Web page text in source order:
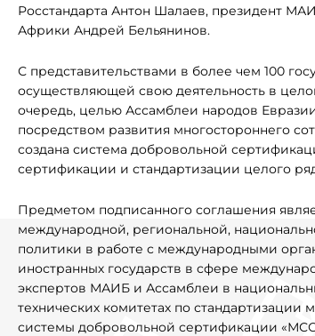
Росстандарта Антон Шалаев, президент
Африки Андрей Бельянинов.
С представительствами в более чем 100
осуществляющей свою деятельность в
очередь, целью Ассамблеи народов
посредством развития многостороннего
создана система добровольной
сертификации и стандартизации целого
Предметом подписанного соглашения
международной, региональной,
политики в работе с международными
иностранных государств в сфере
экспертов МАИБ и Ассамблеи в
технических комитетах по
системы добровольной сертификации